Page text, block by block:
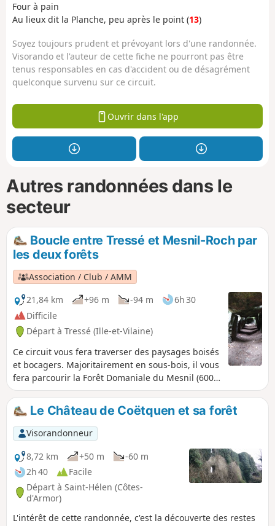
Four à pain
Au lieux dit la Planche, peu après le point (13)
Soyez toujours prudent et prévoyant lors d'une randonnée.
Visorando et l'auteur de cette fiche ne pourront pas être
tenus responsables en cas d'accident ou de désagrément
quelconque survenu sur ce circuit.
Ouvrir dans l'app
Autres randonnées dans le
secteur
Boucle entre Tressé et Mesnil-Roch par
les deux forêts
Association / Club / AMM
21,84 km
+96 m -94 m
6h 30
Difficile
Départ à Tressé (Ille-et-Vilaine)
Ce circuit vous fera traverser des paysages boisés
et bocagers. Majoritairement en sous-bois, il vous
fera parcourir la Forêt Domaniale du Mesnil (600
ha), ancienne propriété du corsaire Surcouf, ainsi
qu'une très petite partie de la Forêt de Coëtquen
(557 ha). Avec la politique de remembrement,
beaucoup de haies bocagères ont disparu en 50
ans. Pourtant, les haies et talus ont un rôle
important pour la diversité de la faune et de la
flore. Ils servent à abriter le bétail du vent, à
limiter le ruissellement des eaux et à ralentir le
vent. Les oiseaux, insectes et petits mammifères
trouvent dans ces lieux un abri et de la
nourriture. Les haies bocagères sont également
Le Château de Coëtquen et sa forêt
Visorandonneur
8,72 km
+50 m
-60 m
2h 40
Facile
Départ à Saint-Hélen (Côtes-
d'Armor)
L'intérêt de cette randonnée, c'est la découverte des restes